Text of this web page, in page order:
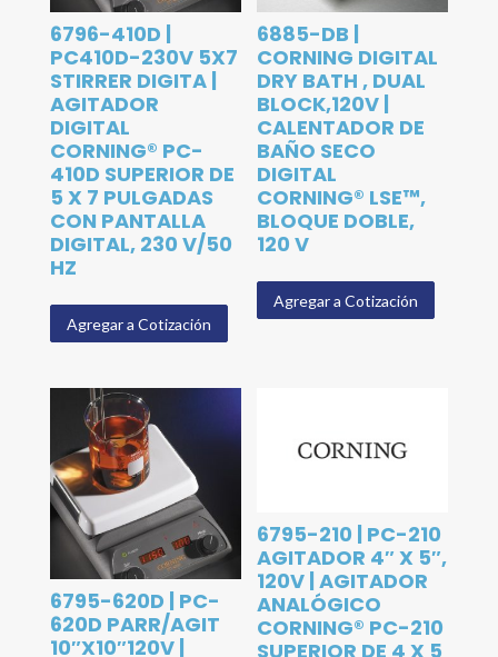
6796-410D |
PC410D-230V 5X7
STIRRER DIGITA |
AGITADOR
DIGITAL
CORNING® PC-
410D SUPERIOR DE
5 X 7 PULGADAS
CON PANTALLA
DIGITAL, 230 V/50
HZ
Agregar a Cotización
6885-DB |
CORNING DIGITAL
DRY BATH , DUAL
BLOCK,120V |
CALENTADOR DE
BAÑO SECO
DIGITAL
CORNING® LSE™,
BLOQUE DOBLE,
120 V
Agregar a Cotización
6795-620D | PC-
620D PARR/AGIT
10″X10″120V |
6795-210 | PC-210
AGITADOR 4″ X 5″,
120V | AGITADOR
ANALÓGICO
CORNING® PC-210
SUPERIOR DE 4 X 5